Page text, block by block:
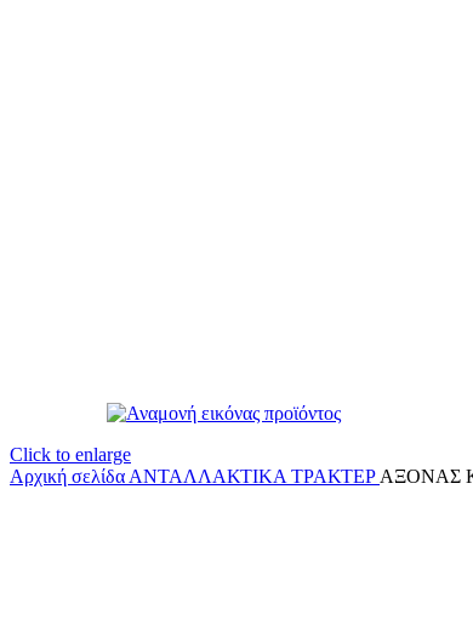
Click to enlarge
Αρχική σελίδα ΑΝΤΑΛΛΑΚΤΙΚΑ ΤΡΑΚΤΕΡ ΑΞΟΝΑΣ